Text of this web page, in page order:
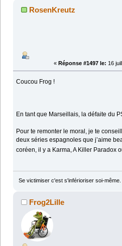
RosenKreutz
« Réponse #1497 le: 16
Coucou Frog !
En tant que Marseillais, la défaite du
Pour te remonter le moral, je te
deux séries espagnoles que j’aime
coréen, il y a Karma, A Killer Paradox
Se victimiser c'est s'inférioriser soi-même.
Frog2Lille